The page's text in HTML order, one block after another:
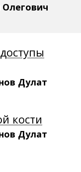
Дулат
кости
Дулат